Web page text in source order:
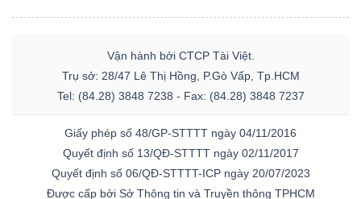
Vận hành bởi CTCP Tài Việt.
Trụ sở: 28/47 Lê Thị Hồng, P.Gò Vấp, Tp.HCM
Tel: (84.28) 3848 7238 - Fax: (84.28) 3848 7237
Giấy phép số 48/GP-STTTT ngày 04/11/2016
Quyết định số 13/QĐ-STTTT ngày 02/11/2017
Quyết định số 06/QĐ-STTTT-ICP ngày 20/07/2023
Được cấp bởi Sở Thông tin và Truyền thông TPHCM